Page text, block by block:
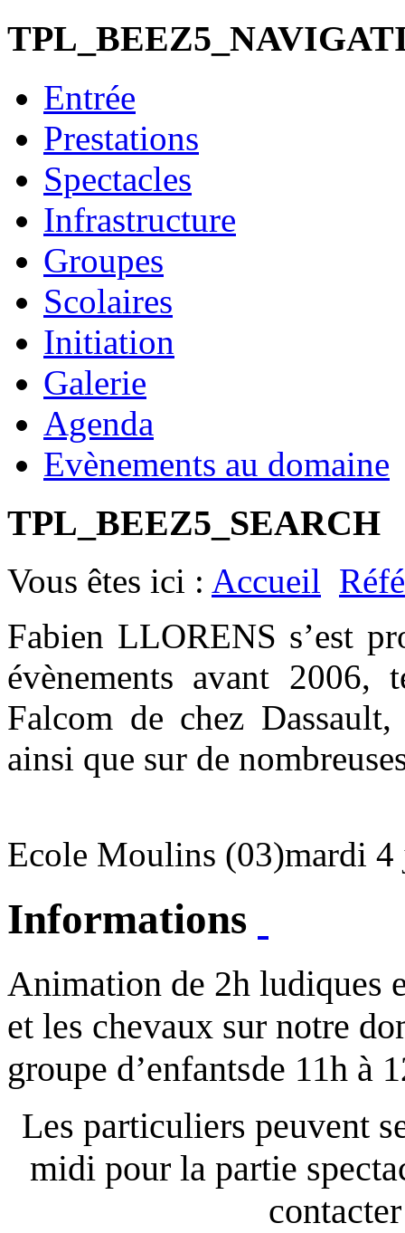
Entrée
Prestations
Spectacles
Infrastructure
Groupes
Scolaires
Initiation
Galerie
Agenda
Evènements au domaine
TPL_BEEZ5_SEARCH
Vous êtes ici : Accueil
Fabien LLORENS s’est
évènements avant
Falcom de chez
ainsi que sur de
Ecole Moulins (03)mardi
Informations
Animation de 2h ludiques
et les chevaux sur notre
groupe d’enfantsde 11h à
Les particuliers peuvent
midi pour la partie